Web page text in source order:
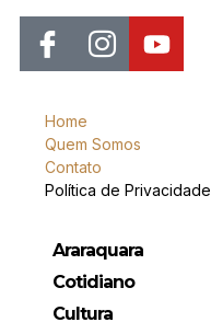
Home
Quem Somos
Contato
Política de Privacidade
Araraquara
Cotidiano
Cultura